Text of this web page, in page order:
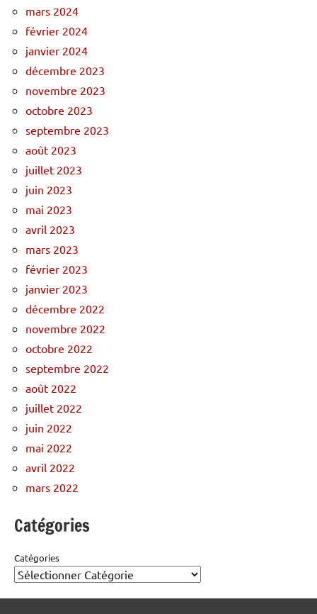
mars 2024
février 2024
janvier 2024
décembre 2023
novembre 2023
octobre 2023
septembre 2023
août 2023
juillet 2023
juin 2023
mai 2023
avril 2023
mars 2023
février 2023
janvier 2023
décembre 2022
novembre 2022
octobre 2022
septembre 2022
août 2022
juillet 2022
juin 2022
mai 2022
avril 2022
mars 2022
Catégories
Catégories